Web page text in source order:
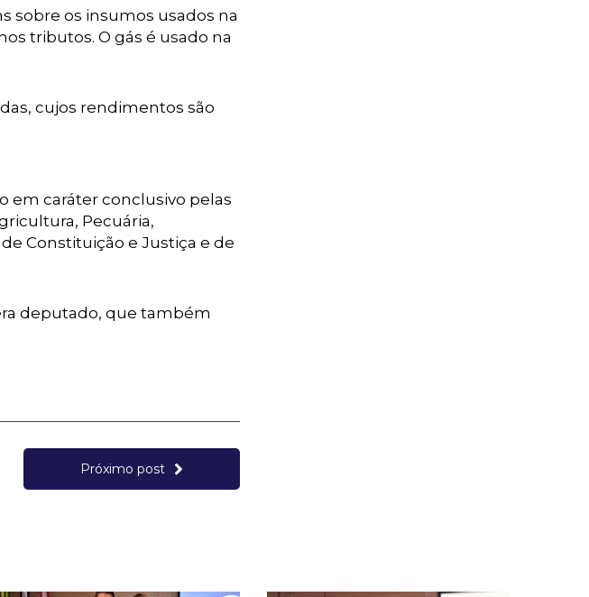
sobre os insumos usados na
tributos. O gás é usado na
cujos rendimentos são
em caráter conclusivo pelas
Pecuária,
Constituição e Justiça e de
deputado, que também
Próximo post